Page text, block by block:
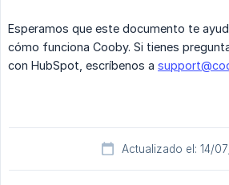
Esperamos que este documento te
cómo funciona Cooby. Si tienes
con HubSpot, escríbenos a
Actualizado el: 14/